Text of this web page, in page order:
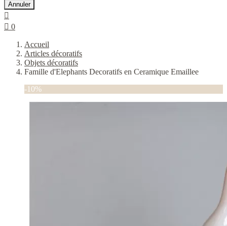
Annuler

 0
Accueil
Articles décoratifs
Objets décoratifs
Famille d'Elephants Decoratifs en Ceramique Emaillee
-10%